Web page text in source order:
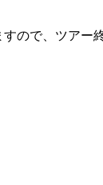
ので、ツアー